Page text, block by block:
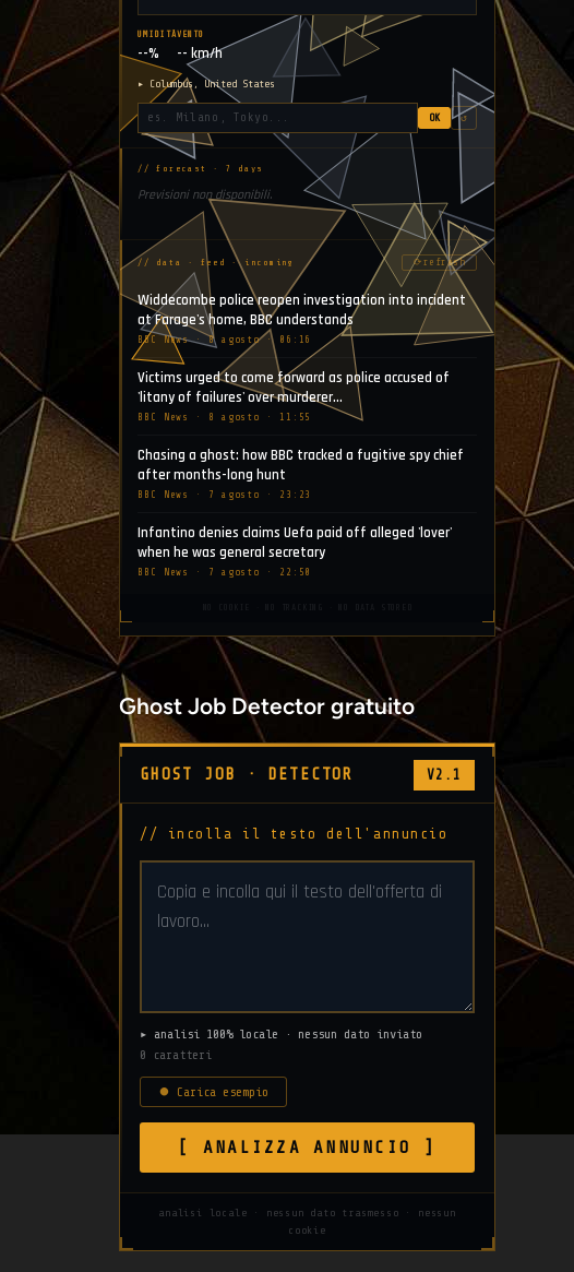
UMIDITÀ
--%
VENTO
-- km/h
▸ Columbus, United States
OK ↺
// forecast · 7 days
Previsioni non disponibili.
// data · feed · incoming ⟳ refresh
Widdecombe police reopen investigation into incident
at Farage's home, BBC understands
BBC News · 8 agosto · 06:16
Victims urged to come forward as police accused of
'litany of failures' over murderer…
BBC News · 8 agosto · 11:55
Chasing a ghost: how BBC tracked a fugitive spy chief
after months-long hunt
BBC News · 7 agosto · 23:23
Infantino denies claims Uefa paid off alleged 'lover'
when he was general secretary
BBC News · 7 agosto · 22:50
Ghost Job Detector gratuito
GHOST JOB · DETECTOR V2.1
// incolla il testo dell'annuncio
▸ analisi 100% locale · nessun dato inviato
0 caratteri
⏺ Carica esempio
[ ANALIZZA ANNUNCIO ]
analisi locale · nessun dato trasmesso · nessun
cookie